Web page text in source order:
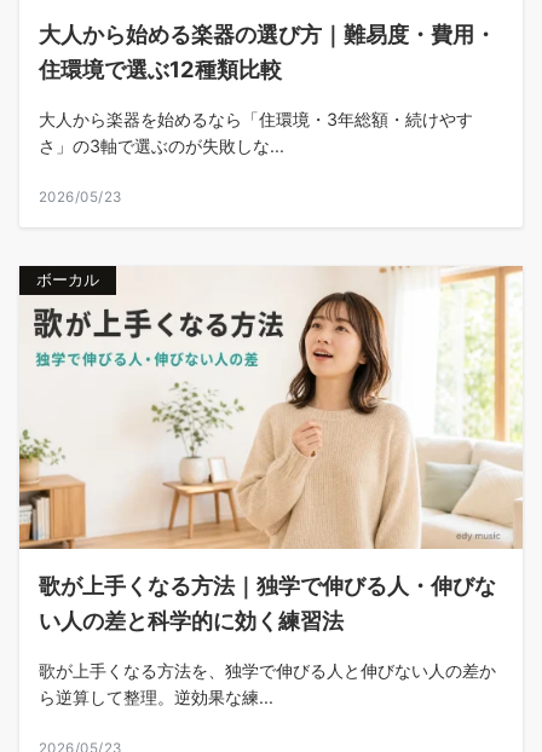
大人から始める楽器の選び方｜難易度・費用・
住環境で選ぶ12種類比較
大人から楽器を始めるなら「住環境・3年総額・続けやす
さ」の3軸で選ぶのが失敗しな...
2026/05/23
ボーカル
歌が上手くなる方法｜独学で伸びる人・伸びな
い人の差と科学的に効く練習法
歌が上手くなる方法を、独学で伸びる人と伸びない人の差か
ら逆算して整理。逆効果な練...